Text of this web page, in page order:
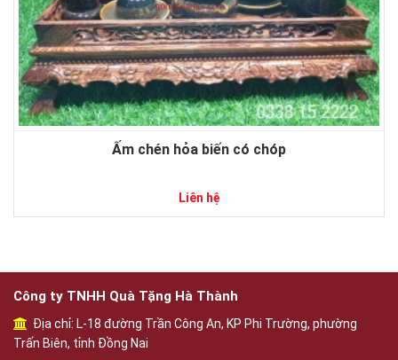
Ấm chén hỏa biến có chóp
Liên hệ
Công ty TNHH Quà Tặng Hà Thành
Địa chỉ: L-18 đường Trần Công An, KP Phi Trường, phường
Trấn Biên, tỉnh Đồng Nai